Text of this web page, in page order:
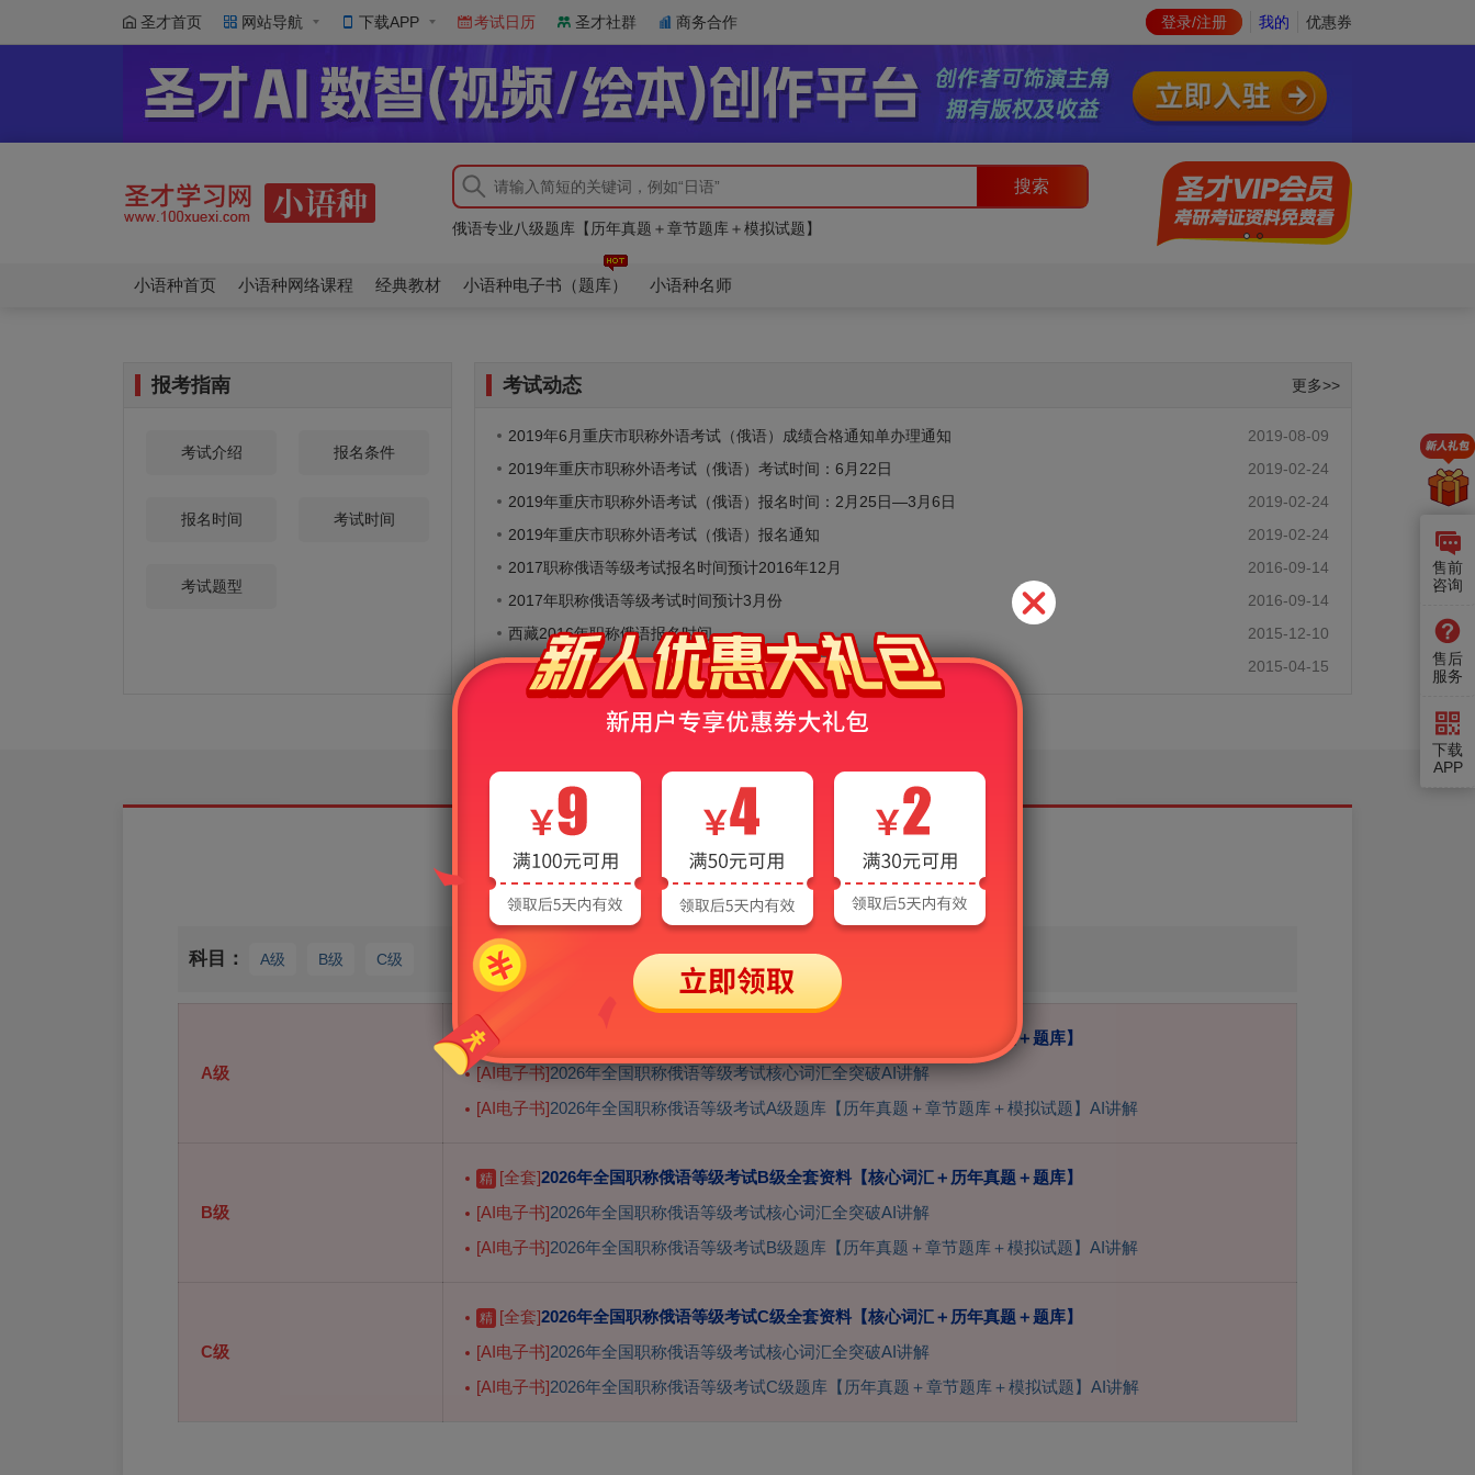
圣才首页 网站导航 下载APP 考试日历 圣才社群 商务合作 登录/注册 我的 优惠券
大学日语四级题库【历年真题＋章节题库＋模拟试题】
大学俄语四级全套资料【核心词汇＋历年真题＋题库】
俄语专业八级题库【历年真题＋章节题库＋模拟试题】
大学日语四级题库【历年真题＋章节题库＋模拟试题】
大学俄语四级全套资料【核心词汇＋历年真题＋题库】
搜索
小语种首页 小语种网络课程 经典教材 小语种电子书（题库） 小语种名师
报考指南
考试介绍 报名条件
报名时间 考试时间
考试题型
考试动态 更多>>
2019年6月重庆市职称外语考试（俄语）成绩合格通知单办理通知
2019-08-09
2019年重庆市职称外语考试（俄语）考试时间：6月22日
2019-02-24
2019年重庆市职称外语考试（俄语）报名时间：2月25日—3月6日
2019-02-24
2019年重庆市职称外语考试（俄语）报名通知
2019-02-24
2017职称俄语等级考试报名时间预计2016年12月
2016-09-14
2017年职称俄语等级考试时间预计3月份
2016-09-14
西藏2016年职称俄语报名时间
2015-12-10
2016年职称俄语考试报名时间预告
2015-04-15
2026年全国职称俄语等级考试辅导
科目： A级 B级 C级
A级
精 [全套]
2026年全国职称俄语等级考试A级全套资料【核心词汇＋历年真题＋题库】
[AI电子书]2026年全国职称俄语等级考试核心词汇全突破AI讲解
[AI电子书]2026年全国职称俄语等级考试A级题库【历年真题＋章节题库＋模拟试题】AI讲解
B级
精 [全套]2026年全国职称俄语等级考试B级全套资料【核心词汇＋历年真题＋题库】
[AI电子书]2026年全国职称俄语等级考试核心词汇全突破AI讲解
[AI电子书]2026年全国职称俄语等级考试B级题库【历年真题＋章节题库＋模拟试题】AI讲解
C级
精 [全套]2026年全国职称俄语等级考试C级全套资料【核心词汇＋历年真题＋题库】
[AI电子书]2026年全国职称俄语等级考试核心词汇全突破AI讲解
[AI电子书]2026年全国职称俄语等级考试C级题库【历年真题＋章节题库＋模拟试题】AI讲解
售前
咨询
售后
服务
下载
APP